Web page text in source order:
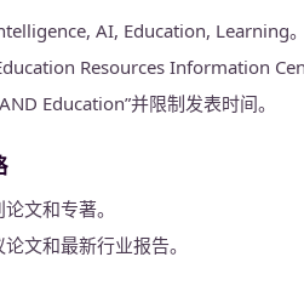
AI, Education, Learning
Resources Information
Education”并限制发表时间。
文和专著。
文和最新行业报告。